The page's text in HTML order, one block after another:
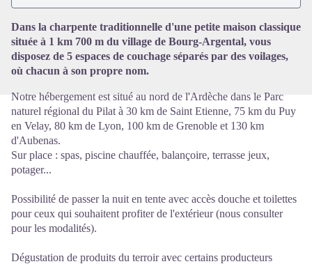
Dans la charpente traditionnelle d'une petite maison classique
située à 1 km 700 m du village de Bourg-Argental, vous
disposez de 5 espaces de couchage séparés par des voilages,
où chacun à son propre nom.
Notre hébergement est situé au nord de l'Ardèche dans le Parc
naturel régional du Pilat à 30 km de Saint Etienne, 75 km du Puy
en Velay, 80 km de Lyon, 100 km de Grenoble et 130 km
d'Aubenas.
Sur place : spas, piscine chauffée, balançoire, terrasse jeux,
potager...
Possibilité de passer la nuit en tente avec accès douche et toilettes
pour ceux qui souhaitent profiter de l'extérieur (nous consulter
pour les modalités).
Dégustation de produits du terroir avec certains producteurs